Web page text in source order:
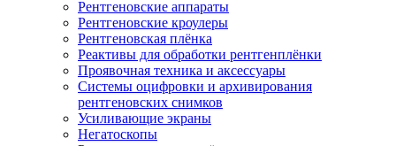
Рентгеновские аппараты
Рентгеновские кроулеры
Рентгеновская плёнка
Реактивы для обработки рентгенплёнки
Проявочная техника и аксессуары
Системы оцифровки и архивирования
рентгеновских снимков
Усиливающие экраны
Негатоскопы